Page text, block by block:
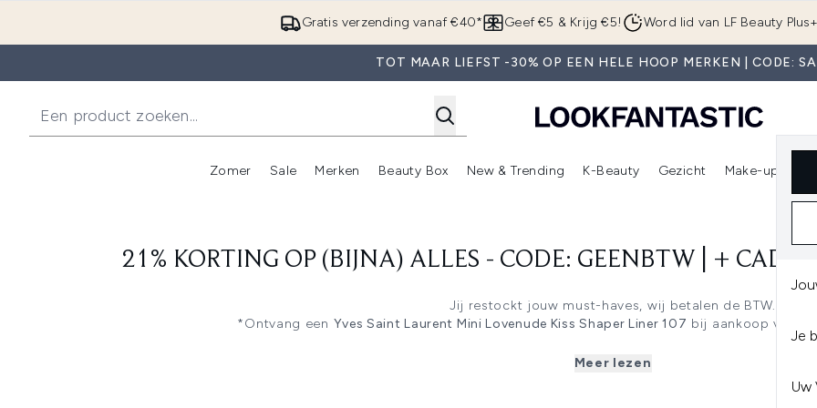
Overslaan naar de hoofdinhoud
Gratis verzending vanaf €40* Geef €5 & Krijg €5! Word lid van LF Beauty Plus+
TOT MAAR LIEFST -30% OP EEN HELE HOOP MERKEN | CODE:
Je
Uw
Zomer
Enter submenu (Zomer)
Sale
Enter submenu (Sale)
Merken
Enter submenu (Merken)
Beauty Box
Enter submenu (Beauty Box)
New & Trending
Enter submenu (New & Trending)
K-Beauty
Enter submenu (K-Beauty)
Gezicht Make-up
21% KORTING OP (BIJNA) ALLES - CODE: GEENBTW | +
Jij restockt jouw must-haves, wij betalen de BTW.
*Ontvang een Yves Saint Laurent Mini Lovenude Kiss Shaper Liner 107 bij aankoop vanaf
bestellingen met een Beauty Box). Cadeau wordt automatisch toegevoegd aan je
beperkte tijd en zolang de voorraad strekt.
Meer lezen